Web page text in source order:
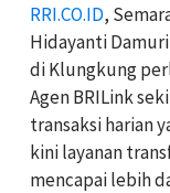
RRI.CO.ID,
Hidayanti
di Klungkung
Agen BRILink
transaksi harian
kini layanan
mencapai lebih